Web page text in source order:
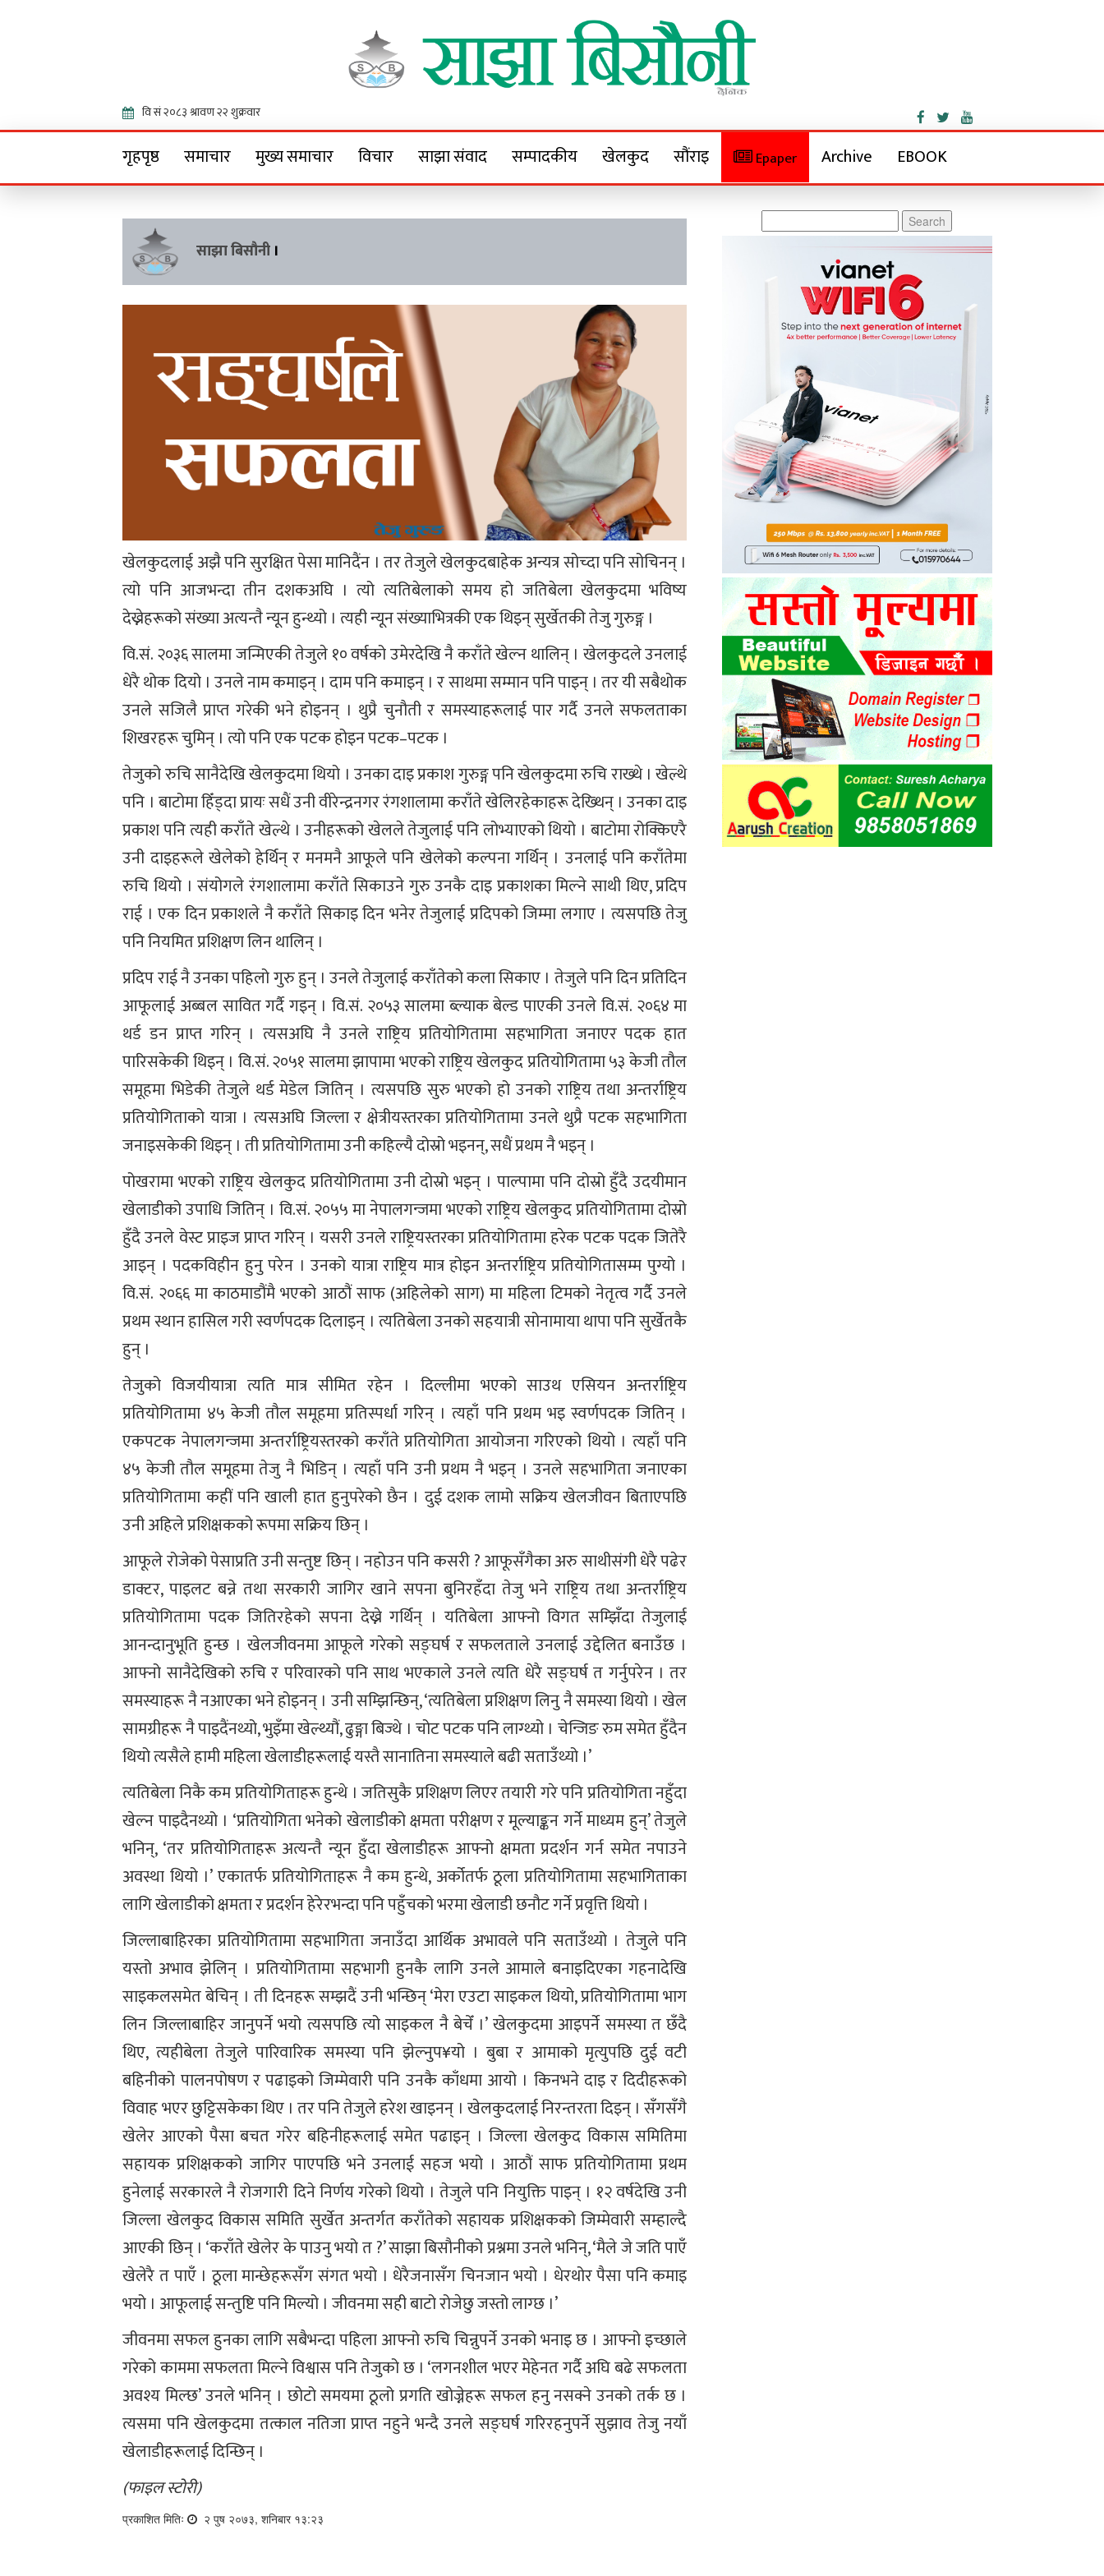
Sajha Bisaunee
गृहपृष्ठ समाचार मुख्य समाचार विचार साझा संवाद सम्पादकीय खेलकुद सौंराइ Epaper Archive EBOOK
साझा बिसौनी ।
खेलकुदलाई अझै पनि सुरक्षित पेसा मानिदैंन । तर तेजुले खेलकुदबाहेक अन्यत्र सोच्दा पनि सोचिनन् ।
त्यो पनि आजभन्दा तीन दशकअघि । त्यो त्यतिबेलाको समय हो जतिबेला खेलकुदमा भविष्य
देख्नेहरूको संख्या अत्यन्तै न्यून हुन्थ्यो । त्यही न्यून संख्याभित्रकी एक थिइन् सुर्खेतकी तेजु गुरुङ्ग ।
वि.सं. २०३६ सालमा जन्मिएकी तेजुले १० वर्षको उमेरदेखि नै कराँते खेल्न थालिन् । खेलकुदले उनलाई
धेरै थोक दियो । उनले नाम कमाइन् । दाम पनि कमाइन् । र साथमा सम्मान पनि पाइन् । तर यी सबैथोक
उनले सजिलै प्राप्त गरेकी भने होइनन् । थुप्रै चुनौती र समस्याहरूलाई पार गर्दै उनले सफलताका
शिखरहरू चुमिन् । त्यो पनि एक पटक होइन पटक–पटक ।
तेजुको रुचि सानैदेखि खेलकुदमा थियो । उनका दाइ प्रकाश गुरुङ्ग पनि खेलकुदमा रुचि राख्थे । खेल्थे
पनि । बाटोमा हिँड्दा प्रायः सधैं उनी वीरेन्द्रनगर रंगशालामा कराँते खेलिरहेकाहरू देख्थिन् । उनका दाइ
प्रकाश पनि त्यही कराँते खेल्थे । उनीहरूको खेलले तेजुलाई पनि लोभ्याएको थियो । बाटोमा रोक्किएरै
उनी दाइहरूले खेलेको हेर्थिन् र मनमनै आफूले पनि खेलेको कल्पना गर्थिन् । उनलाई पनि कराँतेमा
रुचि थियो । संयोगले रंगशालामा कराँते सिकाउने गुरु उनकै दाइ प्रकाशका मिल्ने साथी थिए, प्रदिप
राई । एक दिन प्रकाशले नै कराँते सिकाइ दिन भनेर तेजुलाई प्रदिपको जिम्मा लगाए । त्यसपछि तेजु
पनि नियमित प्रशिक्षण लिन थालिन् ।
प्रदिप राई नै उनका पहिलो गुरु हुन् । उनले तेजुलाई कराँतेको कला सिकाए । तेजुले पनि दिन प्रतिदिन
आफूलाई अब्बल सावित गर्दै गइन् । वि.सं. २०५३ सालमा ब्ल्याक बेल्ड पाएकी उनले वि.सं. २०६४ मा
थर्ड डन प्राप्त गरिन् । त्यसअघि नै उनले राष्ट्रिय प्रतियोगितामा सहभागिता जनाएर पदक हात
पारिसकेकी थिइन् । वि.सं. २०५१ सालमा झापामा भएको राष्ट्रिय खेलकुद प्रतियोगितामा ५३ केजी तौल
समूहमा भिडेकी तेजुले थर्ड मेडेल जितिन् । त्यसपछि सुरु भएको हो उनको राष्ट्रिय तथा अन्तर्राष्ट्रिय
प्रतियोगिताको यात्रा । त्यसअघि जिल्ला र क्षेत्रीयस्तरका प्रतियोगितामा उनले थुप्रै पटक सहभागिता
जनाइसकेकी थिइन् । ती प्रतियोगितामा उनी कहिल्यै दोस्रो भइनन्, सधैं प्रथम नै भइन् ।
पोखरामा भएको राष्ट्रिय खेलकुद प्रतियोगितामा उनी दोस्रो भइन् । पाल्पामा पनि दोस्रो हुँदै उदयीमान
खेलाडीको उपाधि जितिन् । वि.सं. २०५५ मा नेपालगन्जमा भएको राष्ट्रिय खेलकुद प्रतियोगितामा दोस्रो
हुँदै उनले वेस्ट प्राइज प्राप्त गरिन् । यसरी उनले राष्ट्रियस्तरका प्रतियोगितामा हरेक पटक पदक जितेरै
आइन् । पदकविहीन हुनु परेन । उनको यात्रा राष्ट्रिय मात्र होइन अन्तर्राष्ट्रिय प्रतियोगितासम्म पुग्यो ।
वि.सं. २०६६ मा काठमाडौंमै भएको आठौं साफ (अहिलेको साग) मा महिला टिमको नेतृत्व गर्दै उनले
प्रथम स्थान हासिल गरी स्वर्णपदक दिलाइन् । त्यतिबेला उनको सहयात्री सोनामाया थापा पनि सुर्खेतकै
हुन् ।
तेजुको विजयीयात्रा त्यति मात्र सीमित रहेन । दिल्लीमा भएको साउथ एसियन अन्तर्राष्ट्रिय
प्रतियोगितामा ४५ केजी तौल समूहमा प्रतिस्पर्धा गरिन् । त्यहाँ पनि प्रथम भइ स्वर्णपदक जितिन् ।
एकपटक नेपालगन्जमा अन्तर्राष्ट्रियस्तरको कराँते प्रतियोगिता आयोजना गरिएको थियो । त्यहाँ पनि
४५ केजी तौल समूहमा तेजु नै भिडिन् । त्यहाँ पनि उनी प्रथम नै भइन् । उनले सहभागिता जनाएका
प्रतियोगितामा कहीं पनि खाली हात हुनुपरेको छैन । दुई दशक लामो सक्रिय खेलजीवन बिताएपछि
उनी अहिले प्रशिक्षकको रूपमा सक्रिय छिन् ।
आफूले रोजेको पेसाप्रति उनी सन्तुष्ट छिन् । नहोउन पनि कसरी ? आफूसँगैका अरु साथीसंगी धेरै पढेर
डाक्टर, पाइलट बन्ने तथा सरकारी जागिर खाने सपना बुनिरहँदा तेजु भने राष्ट्रिय तथा अन्तर्राष्ट्रिय
प्रतियोगितामा पदक जितिरहेको सपना देख्ने गर्थिन् । यतिबेला आफ्नो विगत सम्झिँदा तेजुलाई
आनन्दानुभूति हुन्छ । खेलजीवनमा आफूले गरेको सङ्घर्ष र सफलताले उनलाई उद्देलित बनाउँछ ।
आफ्नो सानैदेखिको रुचि र परिवारको पनि साथ भएकाले उनले त्यति धेरै सङ्घर्ष त गर्नुपरेन । तर
समस्याहरू नै नआएका भने होइनन् । उनी सम्झिन्छिन्, ‘त्यतिबेला प्रशिक्षण लिनु नै समस्या थियो । खेल
सामग्रीहरू नै पाइदैंनथ्यो, भुइँमा खेल्थ्यौं, ढुङ्गा बिज्थे । चोट पटक पनि लाग्थ्यो । चेन्जिङ रुम समेत हुँदैन
थियो त्यसैले हामी महिला खेलाडीहरूलाई यस्तै सानातिना समस्याले बढी सताउँथ्यो ।’
त्यतिबेला निकै कम प्रतियोगिताहरू हुन्थे । जतिसुकै प्रशिक्षण लिएर तयारी गरे पनि प्रतियोगिता नहुँदा
खेल्न पाइदैनथ्यो । ‘प्रतियोगिता भनेको खेलाडीको क्षमता परीक्षण र मूल्याङ्कन गर्ने माध्यम हुन्’ तेजुले
भनिन्, ‘तर प्रतियोगिताहरू अत्यन्तै न्यून हुँदा खेलाडीहरू आफ्नो क्षमता प्रदर्शन गर्न समेत नपाउने
अवस्था थियो ।’ एकातर्फ प्रतियोगिताहरू नै कम हुन्थे, अर्कोतर्फ ठूला प्रतियोगितामा सहभागिताका
लागि खेलाडीको क्षमता र प्रदर्शन हेरेरभन्दा पनि पहुँचको भरमा खेलाडी छनौट गर्ने प्रवृत्ति थियो ।
जिल्लाबाहिरका प्रतियोगितामा सहभागिता जनाउँदा आर्थिक अभावले पनि सताउँथ्यो । तेजुले पनि
यस्तो अभाव झेलिन् । प्रतियोगितामा सहभागी हुनकै लागि उनले आमाले बनाइदिएका गहनादेखि
साइकलसमेत बेचिन् । ती दिनहरू सम्झदैं उनी भन्छिन् ‘मेरा एउटा साइकल थियो, प्रतियोगितामा भाग
लिन जिल्लाबाहिर जानुपर्ने भयो त्यसपछि त्यो साइकल नै बेचेँ ।’ खेलकुदमा आइपर्ने समस्या त छँदै
थिए, त्यहीबेला तेजुले पारिवारिक समस्या पनि झेल्नुप¥यो । बुबा र आमाको मृत्युपछि दुई वटी
बहिनीको पालनपोषण र पढाइको जिम्मेवारी पनि उनकै काँधमा आयो । किनभने दाइ र दिदीहरूको
विवाह भएर छुट्टिसकेका थिए । तर पनि तेजुले हरेश खाइनन् । खेलकुदलाई निरन्तरता दिइन् । सँगसँगै
खेलेर आएको पैसा बचत गरेर बहिनीहरूलाई समेत पढाइन् । जिल्ला खेलकुद विकास समितिमा
सहायक प्रशिक्षकको जागिर पाएपछि भने उनलाई सहज भयो । आठौं साफ प्रतियोगितामा प्रथम
हुनेलाई सरकारले नै रोजगारी दिने निर्णय गरेको थियो । तेजुले पनि नियुक्ति पाइन् । १२ वर्षदेखि उनी
जिल्ला खेलकुद विकास समिति सुर्खेत अन्तर्गत कराँतेको सहायक प्रशिक्षकको जिम्मेवारी सम्हाल्दै
आएकी छिन् । ‘कराँते खेलेर के पाउनु भयो त ?’ साझा बिसौनीको प्रश्नमा उनले भनिन्, ‘मैले जे जति पाएँ
खेलेरै त पाएँ । ठूला मान्छेहरूसँग संगत भयो । धेरैजनासँग चिनजान भयो । धेरथोर पैसा पनि कमाइ
भयो । आफूलाई सन्तुष्टि पनि मिल्यो । जीवनमा सही बाटो रोजेछु जस्तो लाग्छ ।’
जीवनमा सफल हुनका लागि सबैभन्दा पहिला आफ्नो रुचि चिन्नुपर्ने उनको भनाइ छ । आफ्नो इच्छाले
गरेको काममा सफलता मिल्ने विश्वास पनि तेजुको छ । ‘लगनशील भएर मेहेनत गर्दै अघि बढे सफलता
अवश्य मिल्छ’ उनले भनिन् । छोटो समयमा ठूलो प्रगति खोज्नेहरू सफल हनु नसक्ने उनको तर्क छ ।
त्यसमा पनि खेलकुदमा तत्काल नतिजा प्राप्त नहुने भन्दै उनले सङ्घर्ष गरिरहनुपर्ने सुझाव तेजु नयाँ
खेलाडीहरूलाई दिन्छिन् ।
(फाइल स्टोरी)
प्रकाशित मितिः २ पुष २०७३, शनिबार १३:२३
for: